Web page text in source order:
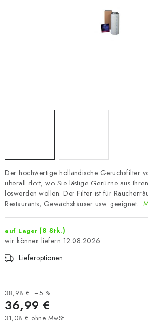
Kaufberatung
Impressum
Der hochwertige holländische Geruchsfilter
überall dort, wo Sie lästige Gerüche aus
loswerden wollen. Der Filter ist für
Restaurants, Gewächshäuser usw. geeignet.
auf Lager (8 Stk.)
12.08.2026
Lieferoptionen
38,98 € –5 %
36,99 €
31,08 € ohne MwSt.